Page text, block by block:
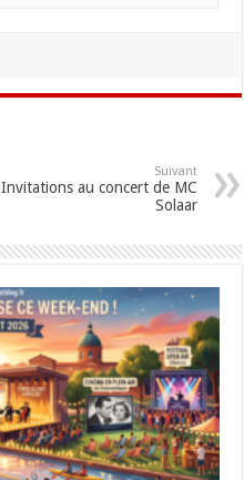
Suivant
Invitations au concert de MC
Solaar